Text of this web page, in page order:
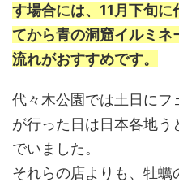
す場合には、11月下旬
てから青の洞窟イルミネ
流れがおすすめです。
代々木公園では土日にフ
が行った日は日本各地
でいました。
それらの店よりも、牡蠣